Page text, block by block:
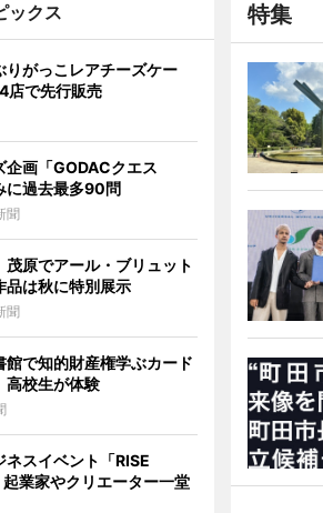
特集
ックス
りがっこレアチーズケー
で先行販売
企画「GODACクエス
過去最多90問
聞
茂原でアール・ブリュット
は秋に特別展示
聞
館で知的財産権学ぶカード
校生が体験
ネスイベント「RISE
業家やクリエーター一堂